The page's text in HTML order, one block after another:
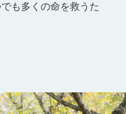
も多くの命を救うた